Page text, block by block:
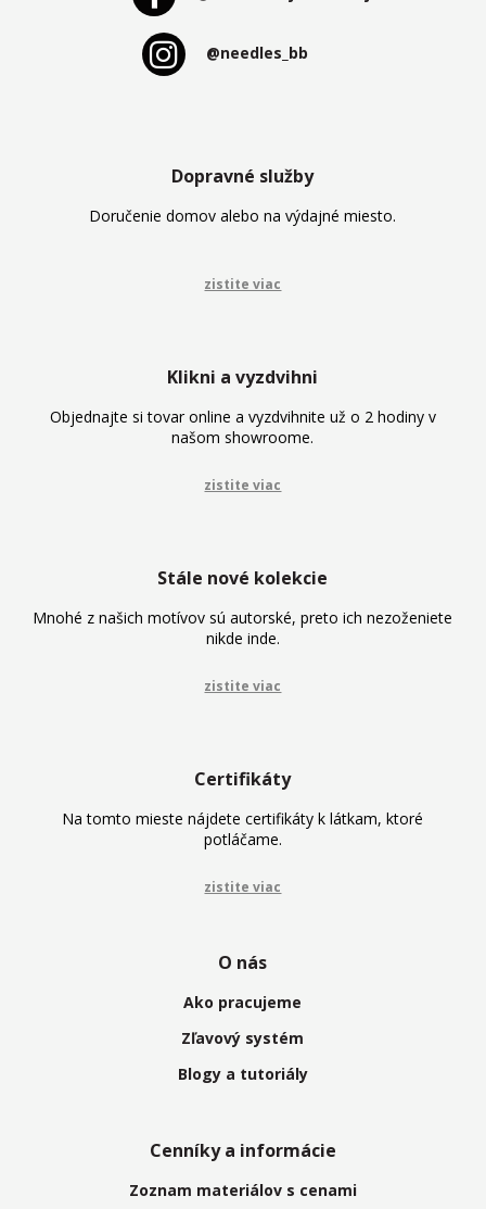
@needles_bb
Dopravné služby
Doručenie domov alebo na výdajné miesto.
zistite viac
Klikni a vyzdvihni
Objednajte si tovar online a vyzdvihnite už o 2 hodiny v
našom showroome.
zistite viac
Stále nové kolekcie
Mnohé z našich motívov sú autorské, preto ich nezoženiete
nikde inde.
zistite viac
Certifikáty
Na tomto mieste nájdete certifikáty k látkam, ktoré
potláčame.
zistite viac
O nás
Ako pracujeme
Zľavový systém
Blogy a tutoriály
Cenníky a informácie
Zoznam materiálov s cenami